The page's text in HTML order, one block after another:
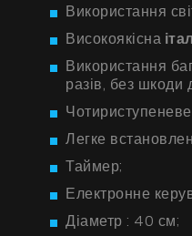
Використання
Високоякісна
Використання
разів, без шкоди
Легке
Таймер;
Електронне
Діаметр : 40 см;